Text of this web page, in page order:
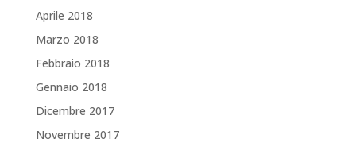
Aprile 2018
Marzo 2018
Febbraio 2018
Gennaio 2018
Dicembre 2017
Novembre 2017